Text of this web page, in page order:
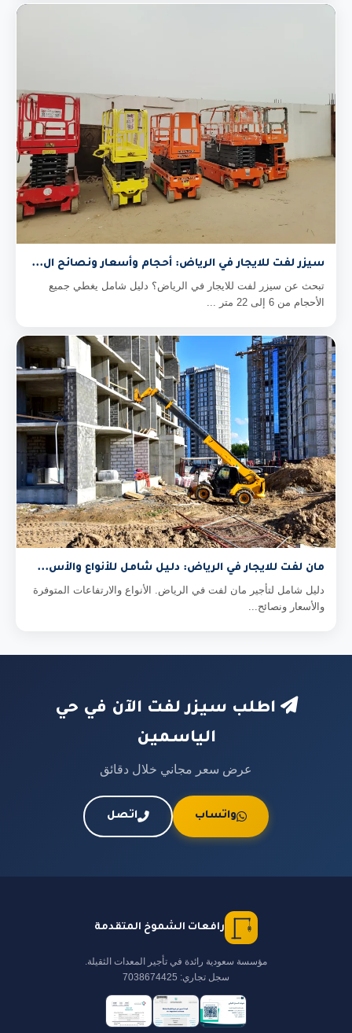
سيزر لفت للايجار في الرياض: أحجام وأسعار ونصائح ال...
تبحث عن سيزر لفت للايجار في الرياض؟ دليل شامل يغطي جميع
الأحجام من 6 إلى 22 متر ...
مان لفت للايجار في الرياض: دليل شامل للأنواع والأس...
دليل شامل لتأجير مان لفت في الرياض. الأنواع والارتفاعات المتوفرة
والأسعار ونصائح...
اطلب سيزر لفت الآن في حي
الياسمين
عرض سعر مجاني خلال دقائق
واتساب اتصل
رافعات الشموخ المتقدمة
مؤسسة سعودية رائدة في تأجير المعدات الثقيلة.
سجل تجاري: 7038674425